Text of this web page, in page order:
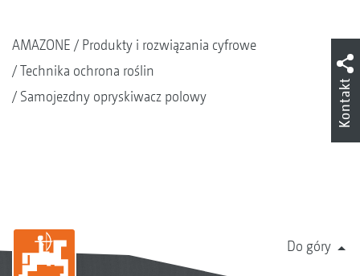
AMAZONE
Produkty i rozwiązania cyfrowe
Technika ochrona roślin
Samojezdny opryskiwacz polowy
Do góry
Kontakt